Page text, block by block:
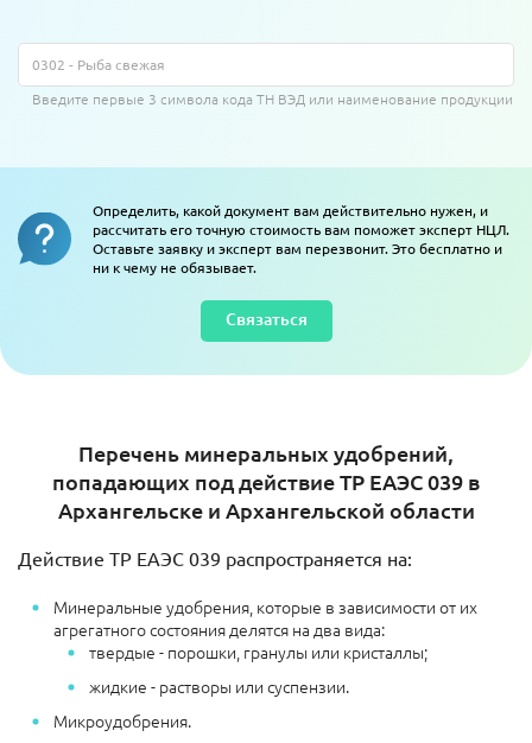
Введите первые 3 символа кода ТН ВЭД или наименование продукции
Определить, какой документ вам действительно нужен, и
рассчитать его точную стоимость вам поможет эксперт НЦЛ.
Оставьте заявку и эксперт вам перезвонит. Это бесплатно и
ни к чему не обязывает.
Связаться
Перечень минеральных удобрений,
попадающих под действие ТР ЕАЭС 039 в
Архангельске и Архангельской области
Действие ТР ЕАЭС 039 распространяется на:
Минеральные удобрения, которые в зависимости от их
агрегатного состояния делятся на два вида:
твердые - порошки, гранулы или кристаллы;
жидкие - растворы или суспензии.
Микроудобрения.